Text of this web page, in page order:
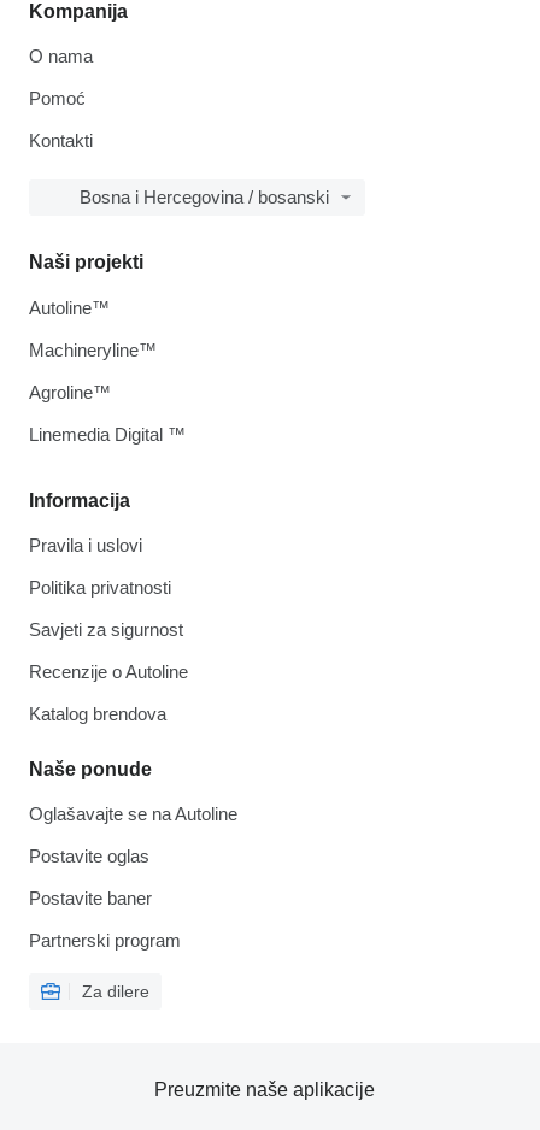
Kompanija
O nama
Pomoć
Kontakti
Bosna i Hercegovina / bosanski
Informacija
Pravila i uslovi
Politika privatnosti
Savjeti za sigurnost
Recenzije o Autoline
Katalog brendova
Naše ponude
Oglašavajte se na Autoline
Postavite oglas
Postavite baner
Partnerski program
Za dilere
Naši projekti
Autoline™
Machineryline™
Agroline™
Linemedia Digital ™
Preuzmite naše aplikacije